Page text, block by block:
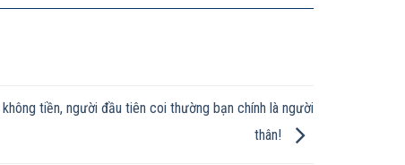
không tiền, người đầu tiên coi thường bạn chính là người
thân!